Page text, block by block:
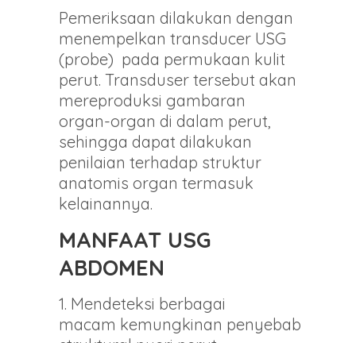
Pemeriksaan dilakukan dengan
menempelkan transducer USG
(probe) pada permukaan kulit
perut. Transduser tersebut akan
mereproduksi gambaran
organ-organ di dalam perut,
sehingga dapat dilakukan
penilaian terhadap struktur
anatomis organ termasuk
kelainannya.
MANFAAT USG
ABDOMEN
Mendeteksi berbagai
macam kemungkinan penyebab